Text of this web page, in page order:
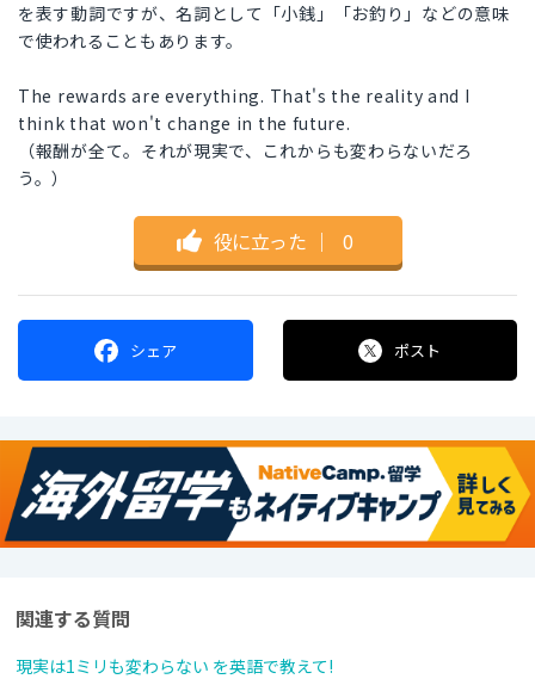
を表す動詞ですが、名詞として「小銭」「お釣り」などの意味
で使われることもあります。
The rewards are everything. That's the reality and I
think that won't change in the future.
（報酬が全て。それが現実で、これからも変わらないだろ
う。）
役に立った ｜ 0
シェア ポスト
関連する質問
現実は1ミリも変わらない を英語で教えて!